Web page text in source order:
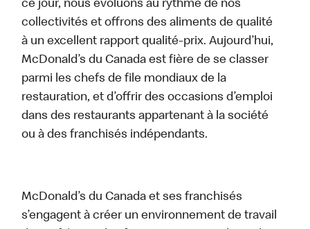
ce jour, nous évoluons au rythme de nos
collectivités et offrons des aliments de qualité
à un excellent rapport qualité-prix. Aujourd’hui,
McDonald’s du Canada est fière de se classer
parmi les chefs de file mondiaux de la
restauration, et d’offrir des occasions d’emploi
dans des restaurants appartenant à la société
ou à des franchisés indépendants.
McDonald’s du Canada et ses franchisés
s’engagent à créer un environnement de travail